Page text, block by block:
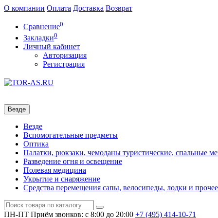
О компании Оплата Доставка Возврат
Сравнение0
Закладки0
Личный кабинет
Авторизация
Регистрация
Везде
Везде
Вспомогательные предметы
Оптика
Палатки, рюкзаки, чемоданы туристические, спальные
Разведение огня и освещение
Полевая медицина
Укрытие и снаряжение
Средства перемещения сапы, велосипеды, лодки и прочее
ПН-ПТ Приём звонков: с 8:00 до 20:00 +7 (495) 414-10-71